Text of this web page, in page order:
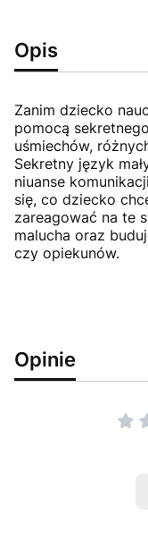
Opis
Zanim dziecko
pomocą
uśmiechów,
Sekretny język
niuanse
się, co dziecko
zareagować na te
malucha oraz
czy opiekunów.
Opinie